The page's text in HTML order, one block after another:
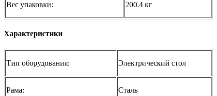
Вес упаковки: 200.4 кг
Характеристики
Тип оборудования: Электрический стол
Рама: Сталь